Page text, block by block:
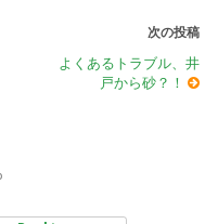
次の投稿
よくあるトラブル、井
戸から砂？！